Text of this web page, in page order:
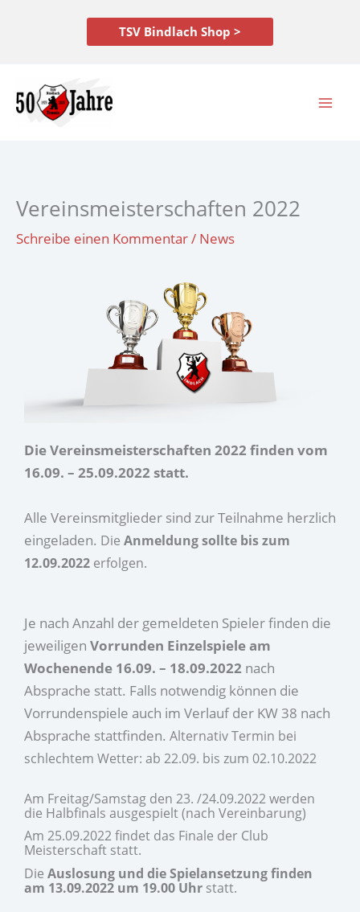
TSV Bindlach Shop >
Vereinsmeisterschaften 2022
Schreibe einen Kommentar/ News
Die Vereinsmeisterschaften 2022 finden vom
16.09. – 25.09.2022 statt.
Alle Vereinsmitglieder sind zur Teilnahme herzlich
eingeladen. Die Anmeldung sollte bis zum
12.09.2022 erfolgen.
Je nach Anzahl der gemeldeten Spieler finden die
jeweiligen Vorrunden Einzelspiele am
Wochenende 16.09. – 18.09.2022 nach
Absprache statt. Falls notwendig können die
Vorrundenspiele auch im Verlauf der KW 38 nach
Absprache stattfinden. Alternativ Termin bei
schlechtem Wetter: ab 22.09. bis zum 02.10.2022
Am Freitag/Samstag den 23. /24.09.2022 werden
die Halbfinals ausgespielt (nach Vereinbarung)
Am 25.09.2022 findet das Finale der Club
Meisterschaft statt.
Die Auslosung und die Spielansetzung finden
am 13.09.2022 um 19.00 Uhr statt.